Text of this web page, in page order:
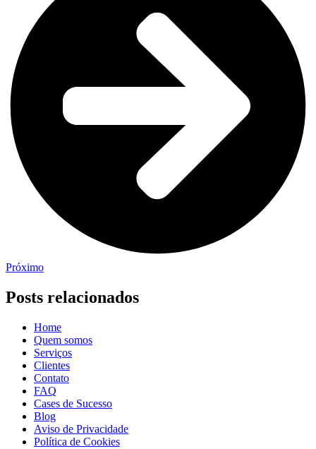
Próximo
Posts relacionados
Home
Quem somos
Serviços
Clientes
Contato
FAQ
Cases de Sucesso
Blog
Aviso de Privacidade
Política de Cookies